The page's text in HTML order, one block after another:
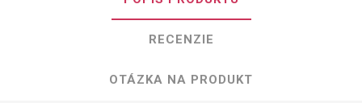
RECENZIE
OTÁZKA NA PRODUKT